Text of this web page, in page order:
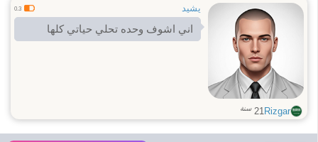
يشيد 0.3
اني اشوف وحده تحلي حياتي كلها
Rizgar
21 سنة